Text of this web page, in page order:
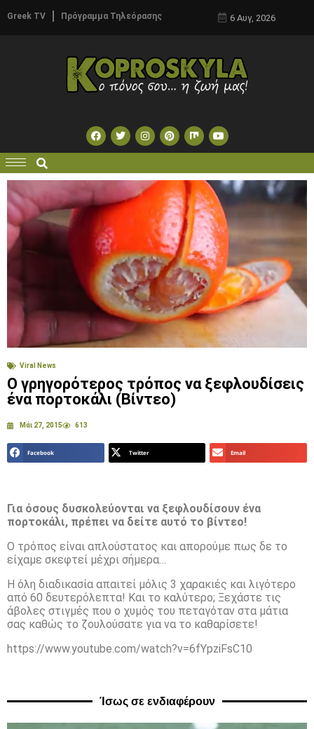
Greek TV Πρόγραμμα Τηλεόρασης 6 Αυγ, 2026
Viral News
Ο γρηγορότερος τρόπος να ξεφλουδίσεις
ένα πορτοκάλι (Βίντεο)
Μάι 27, 2015 613
Facebook Twitter Email
Για όσους δυσκολεύονται να ξεφλουδίσουν ένα
πορτοκάλι, πρέπει να δείτε αυτό το βίντεο!
Ο τρόπος είναι απλούστατος και απορούμε πως δε το
είχαμε σκεφτεί μέχρι σήμερα…
Η όλη διαδικασία απαιτεί μόλις 3 χαρακιές και λιγότερο
από 60 δευτερόλεπτα! Και το καλύτερο; Ξεχάστε τις
άβολες στιγμές που ο χυμός του πεταγόταν στα μάτια
σας καθώς το ζουλούσατε για να το καθαρίσετε!
https://www.youtube.com/watch?v=6fYpziFsC10
Ίσως σε ενδιαφέρουν